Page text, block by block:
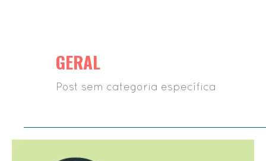
GERAL
Post sem categoria específica